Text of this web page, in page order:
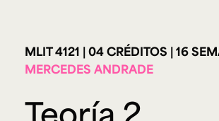
y
Teoría 2
MLIT 4121 04 CRÉDITOS 16
MERCEDES ANDRADE